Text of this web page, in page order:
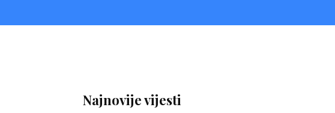
Najnovije vijesti